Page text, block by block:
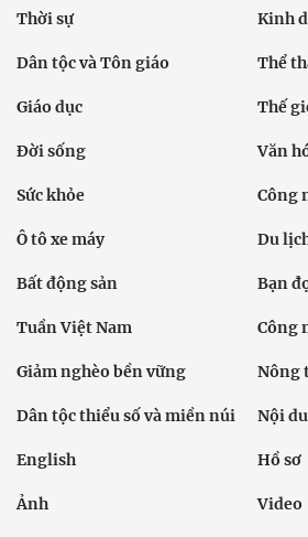
Thời sự Kinh
Dân tộc và Tôn giáo Thể
Giáo dục Thế
Đời sống Văn
Sức khỏe Công
Ô tô xe máy Du
Bất động sản Bạn
Tuần Việt Nam Công
Giảm nghèo bền vững Nông
Dân tộc thiểu số và miền núi Nội
English Hồ sơ
Ảnh Video